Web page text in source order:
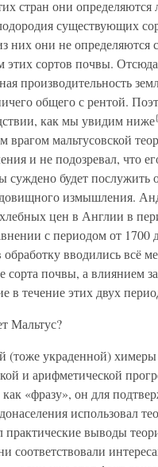
стран они
существующих
них они не определяются
этих сортов почвы.
производительность
общего с рентой.
как мы увидим ниже
врагом мальтусовской
и не подозревал, что
суждено будет послужить
измышления.
цен в Англии в
с периодом от 1700
обработку вводились всё
сорта почвы, а влиянием
в течение этих двух
Мальтус?
(тоже украденной) химеры
и арифметической
«фразу», он для
использовал
практические выводы
соответствовали